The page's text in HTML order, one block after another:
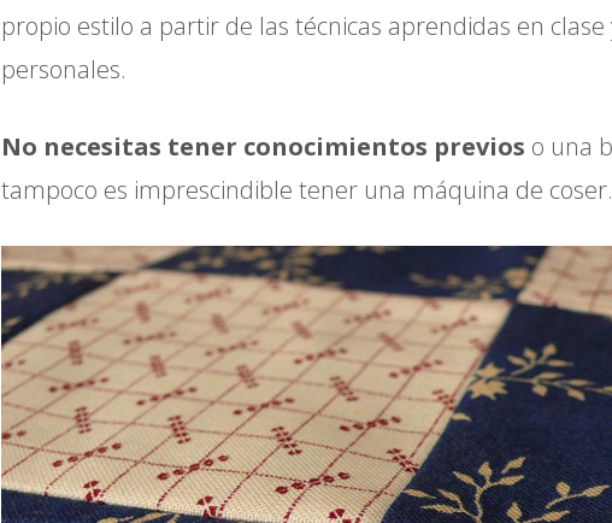
propio estilo a partir de las técnicas aprendidas en clase
personales.
No necesitas tener conocimientos previos o una
tampoco es imprescindible tener una máquina de coser.